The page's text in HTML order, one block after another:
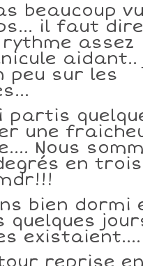
beaucoup vu
il faut dire
assez
aidant..
peu sur les
partis
une
Nous
en trois
bien dormi
quelques
existaient....